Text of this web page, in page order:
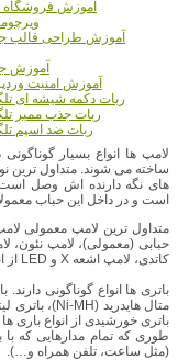
آموزش فروشگاه
آموزش طراحی قالب
آموزش
آموزش امنیت
ربات دکمه شیشه ای
ربات جذب ممبر
ربات ضد اسپم
لامپ ها انواع بسیار
ساخته می شوند. متداول ترین
های نگه دارنده اش وصل
است و در داخل این حباب
حبابی (معمولی)، لامپ نئون،
کاتدی، لامپ اشعه X و LED از انواع لامپ ها هستند.
باتری خورشیدی از انواع باری
طوری که تمام مدارهایی که با
(مثل ساعت، تلفن همراه و…).